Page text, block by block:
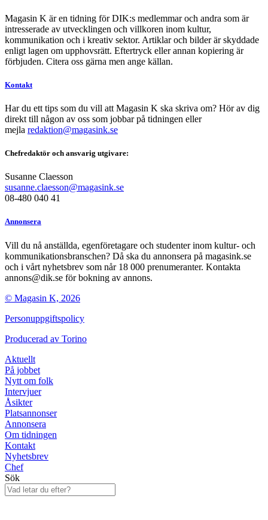
Magasin K är en tidning för DIK:s medlemmar och andra som är
intresserade av utvecklingen och villkoren inom kultur,
kommunikation och i kreativ sektor. Artiklar och bilder är skyddade
enligt lagen om upphovsrätt. Eftertryck eller annan kopiering är
förbjuden. Citera oss gärna men ange källan.
Kontakt
Har du ett tips som du vill att Magasin K ska skriva om? Hör av dig
direkt till någon av oss som jobbar på tidningen eller
mejla redaktion@magasink.se
Chefredaktör och ansvarig utgivare:
Susanne Claesson
susanne.claesson@magasink.se
08-480 040 41
Annonsera
Vill du nå anställda, egenföretagare och studenter inom kultur- och
kommunikationsbranschen? Då ska du annonsera på magasink.se
och i vårt nyhetsbrev som når 18 000 prenumeranter. Kontakta
annons@dik.se för bokning av annons.
© Magasin K, 2026
Personuppgiftspolicy
Producerad av Torino
Aktuellt
På jobbet
Nytt om folk
Intervjuer
Åsikter
Platsannonser
Annonsera
Om tidningen
Kontakt
Nyhetsbrev
Chef
Sök